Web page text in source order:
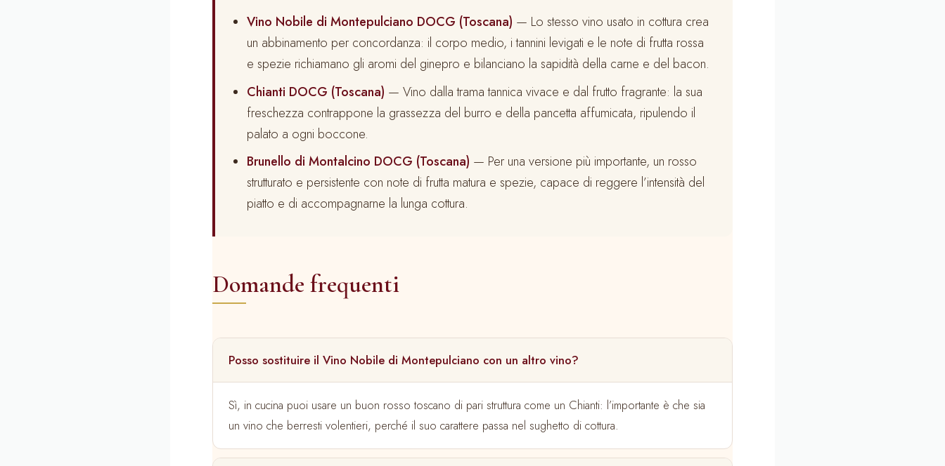
Vino Nobile di Montepulciano DOCG (Toscana) — Lo stesso vino usato in cottura crea
un abbinamento per concordanza: il corpo medio, i tannini levigati e le note di frutta rossa
e spezie richiamano gli aromi del ginepro e bilanciano la sapidità della carne e del bacon.
Chianti DOCG (Toscana) — Vino dalla trama tannica vivace e dal frutto fragrante: la sua
freschezza contrappone la grassezza del burro e della pancetta affumicata, ripulendo il
palato a ogni boccone.
Brunello di Montalcino DOCG (Toscana) — Per una versione più importante, un rosso
strutturato e persistente con note di frutta matura e spezie, capace di reggere l’intensità del
piatto e di accompagnarne la lunga cottura.
Domande frequenti
Posso sostituire il Vino Nobile di Montepulciano con un altro vino?
Sì, in cucina puoi usare un buon rosso toscano di pari struttura come un Chianti: l’importante è che sia
un vino che berresti volentieri, perché il suo carattere passa nel sughetto di cottura.